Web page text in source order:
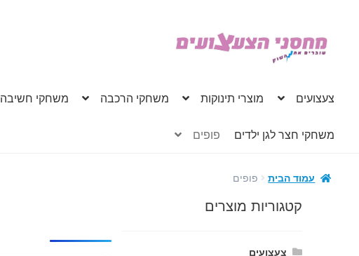
דלג
לניווט
לדלג
לתוכן
צעצועים מוצרי תינוקות משחקי הרכבה משחקי חשיבה
משחקי חצר לגן ילדים פופים
עמוד הבית פופים
קטגוריות מוצרים
צעצועים